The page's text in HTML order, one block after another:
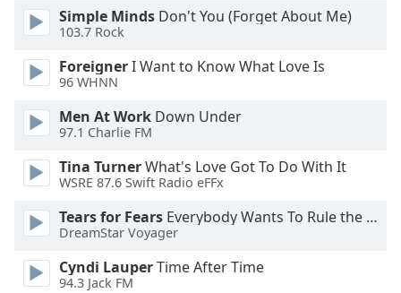
Background
Color
Opacity
Caption
Background
Color
Simple Minds Don't You (Forget About Me)
103.7 Rock
ForeignerI Want to Know What Love Is
96 WHNN
Men At Work Down Under
97.1 Charlie FM
Tina TurnerWhat's Love Got To Do With It
WSRE 87.6 Swift Radio eFFx
Tears for Fears Everybody Wants To Rule the World
DreamStar Voyager
Cyndi LauperTime After Time
94.3 Jack FM